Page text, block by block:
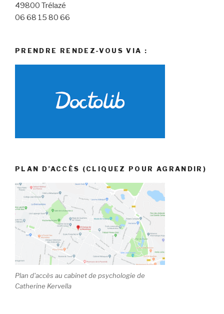
49800 Trélazé
06 68 15 80 66
PRENDRE RENDEZ-VOUS VIA :
PLAN D’ACCÈS (CLIQUEZ POUR AGRANDIR)
Plan d'accès au cabinet de psychologie de
Catherine Kervella